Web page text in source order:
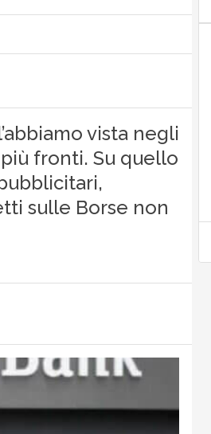
vista negli
fronti. Su quello
sulle Borse non